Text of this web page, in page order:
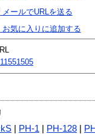
メールでURLを送る
お気に入りに追加する
PH-1 PH-128